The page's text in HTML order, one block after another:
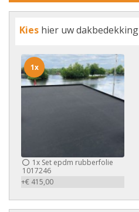
Kies hier uw dakbedekking
1x Set epdm rubberfolie
1017246
+€ 415,00
1x